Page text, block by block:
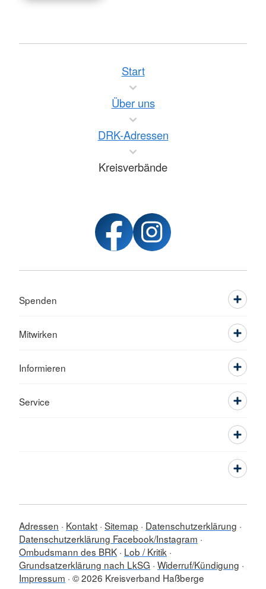
Start
Über uns
DRK-Adressen
Kreisverbände
Spenden
Mitwirken
Informieren
Service
Adressen Kontakt Sitemap
Datenschutzerklärung
Datenschutzerklärung Facebook/Instagram
Ombudsmann des BRK Lob / Kritik
Grundsatzerklärung nach LkSG Widerruf/Kündigung
Impressum © 2026 Kreisverband Haßberge